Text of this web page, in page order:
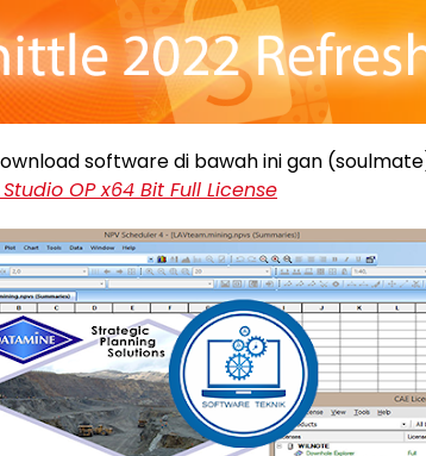
software di bawah ini gan
OP x64 Bit Full License